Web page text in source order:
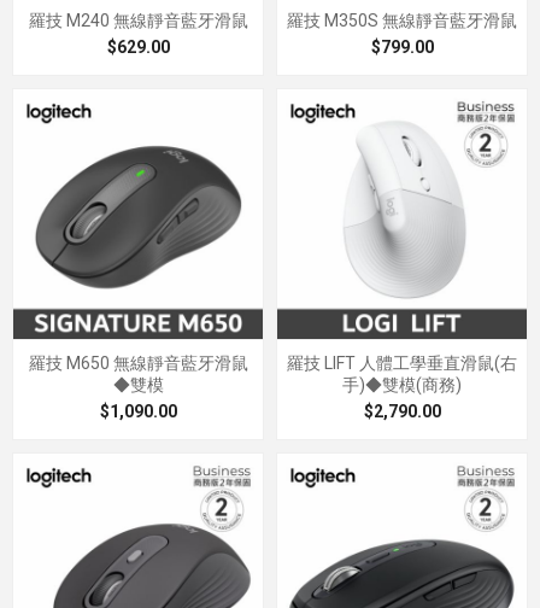
羅技 M240 無線靜音藍牙滑鼠
$629.00
羅技 M350S 無線靜音藍牙滑鼠
$799.00
羅技 M650 無線靜音藍牙滑鼠
◆雙模
$1,090.00
羅技 LIFT 人體工學垂直滑鼠(右
手)◆雙模(商務)
$2,790.00